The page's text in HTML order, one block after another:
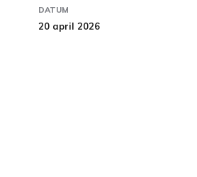
DATUM
20 april 2026